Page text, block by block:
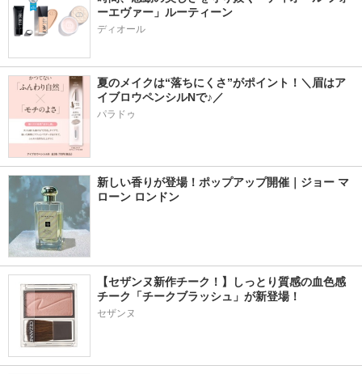
ーエヴァー」ルーティーン
ディオール
夏のメイクは“落ちにくさ”がポイント！＼眉はア
イブロウペンシルNで♪／
パラドゥ
新しい香りが登場！ポップアップ開催｜ジョー マ
ローン ロンドン
【セザンヌ新作チーク！】しっとり質感の血色感
チーク「チークブラッシュ」が新登場！
セザンヌ